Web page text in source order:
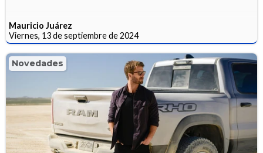
Mauricio Juárez
Viernes, 13 de septiembre de 2024
Novedades